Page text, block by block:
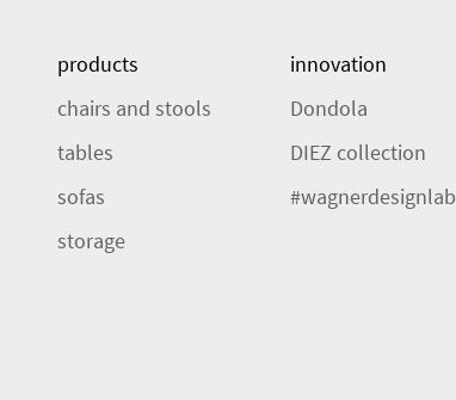
products
chairs and stools
tables
sofas
storage
innovation
Dondola
DIEZ collection
#wagnerdesignlab